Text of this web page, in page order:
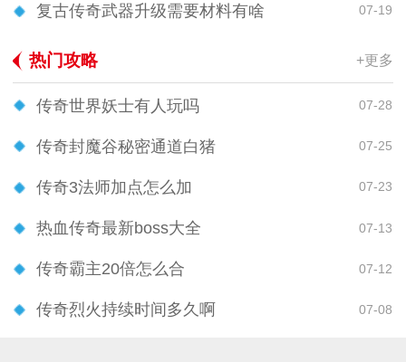
复古传奇武器升级需要材料有啥 07-19
热门攻略 +更多
传奇世界妖士有人玩吗 07-28
传奇封魔谷秘密通道白猪 07-25
传奇3法师加点怎么加 07-23
热血传奇最新boss大全 07-13
传奇霸主20倍怎么合 07-12
传奇烈火持续时间多久啊 07-08